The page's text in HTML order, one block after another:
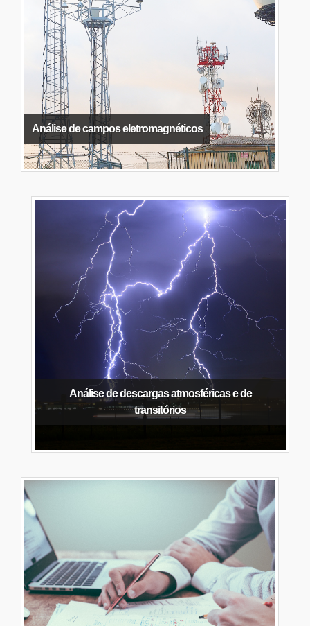
Análise de campos eletromagnéticos
Análise de descargas atmosféricas e de
transitórios